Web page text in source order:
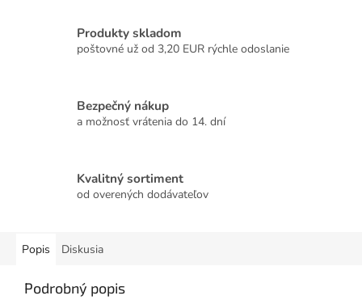
Produkty skladom
poštovné už od 3,20 EUR rýchle odoslanie
Bezpečný nákup
a možnosť vrátenia do 14. dní
Kvalitný sortiment
od overených dodávateľov
Popis Diskusia
Podrobný popis